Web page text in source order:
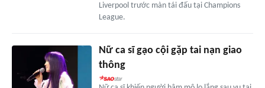
Liverpool trước màn tái đấu tại Champions
League.
Nữ ca sĩ gạo cội gặp tai nạn giao
thông